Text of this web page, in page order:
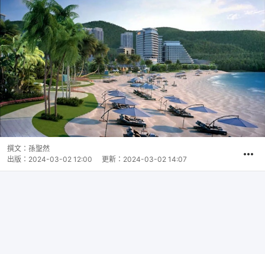
撰文： 孫聖然
出版： 2024-03-02 12:00 更新： 2024-03-02 14:07